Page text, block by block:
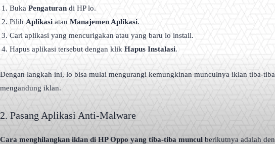
BukaPengaturan di HP lo.
PilihAplikasi atauManajemen Aplikasi.
Cari aplikasi yang mencurigakan atau yang baru lo install.
Hapus aplikasi tersebut dengan klikHapus Instalasi.
Dengan langkah ini, lo bisa mulai mengurangi kemungkinan munculnya iklan tiba-
mengandung iklan.
2. Pasang Aplikasi Anti-Malware
Cara menghilangkan iklan di HP Oppo yang tiba-tiba muncul berikutnya adalah